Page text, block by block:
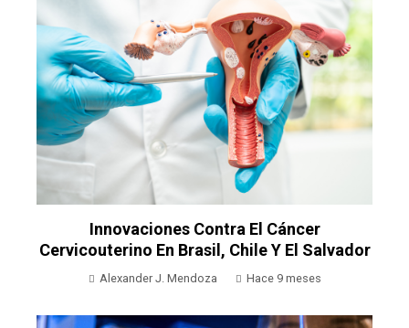
Innovaciones Contra El Cáncer
Cervicouterino En Brasil, Chile Y El Salvador
Alexander J. Mendoza Hace 9 meses